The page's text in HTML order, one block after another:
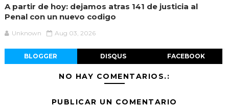
A partir de hoy: dejamos atras 141 de justicia al
Penal con un nuevo codigo
Unknown Aug 03, 2026
BLOGGER DISQUS FACEBOOK
NO HAY COMENTARIOS.:
PUBLICAR UN COMENTARIO